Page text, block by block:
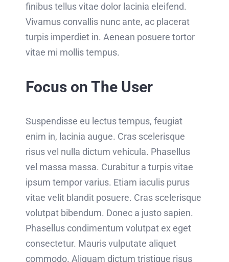
finibus tellus vitae dolor lacinia eleifend.
Vivamus convallis nunc ante, ac placerat
turpis imperdiet in. Aenean posuere tortor
vitae mi mollis tempus.
Focus on The User
Suspendisse eu lectus tempus, feugiat
enim in, lacinia augue. Cras scelerisque
risus vel nulla dictum vehicula. Phasellus
vel massa massa. Curabitur a turpis vitae
ipsum tempor varius. Etiam iaculis purus
vitae velit blandit posuere. Cras scelerisque
volutpat bibendum. Donec a justo sapien.
Phasellus condimentum volutpat ex eget
consectetur. Mauris vulputate aliquet
commodo. Aliquam dictum tristique risus